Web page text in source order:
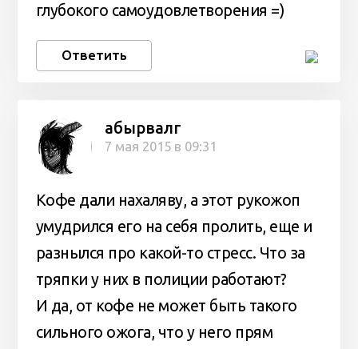
глубокого самоудовлетворения =)
Ответить
абырвалг
7 мая 2015 в 09:31
Кофе дали нахаляву, а этот рукожоп
умудрился его на себя пролить, еще и
разнылся про какой-то стресс. Что за
тряпки у них в полиции работают?
И да, от кофе не может быть такого
сильного ожога, что у него прям